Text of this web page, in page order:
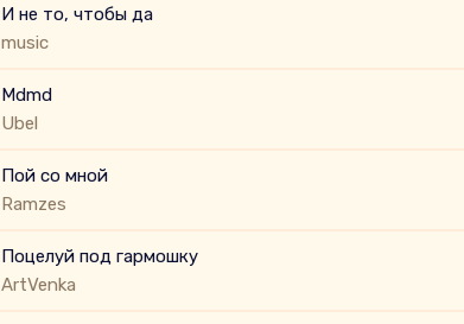
И не то, чтобы да
music
Mdmd
Ubel
Пой со мной
Ramzes
Поцелуй под гармошку
ArtVenka